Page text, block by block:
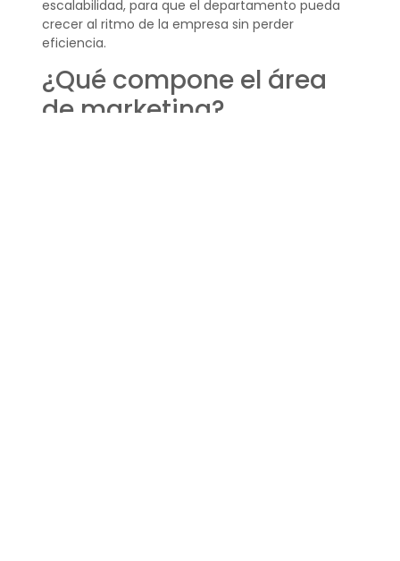
escalabilidad, para que el departamento pueda
crecer al ritmo de la empresa sin perder
eficiencia.
¿Qué compone el área
de marketing?